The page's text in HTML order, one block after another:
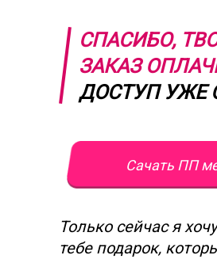
СПАСИБО,
ЗАКАЗ
ДОСТУП УЖЕ
Только сейчас я
тебе подарок,
Сачать ПП